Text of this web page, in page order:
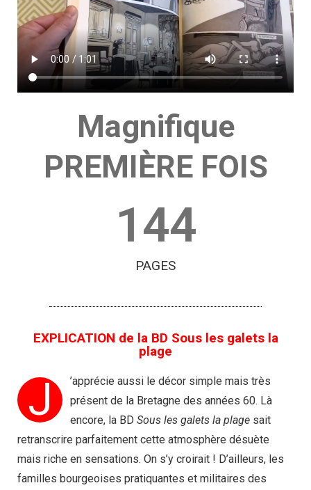
Magnifique
PREMIÈRE FOIS
144
PAGES
EXPLICATION de la BD Sous les galets la
plage​
J
’apprécie aussi le décor simple mais très
présent de la Bretagne des années 60. Là
encore, la BD Sous les galets la plage sait
retranscrire parfaitement cette atmosphère désuète
mais riche en sensations. On s’y croirait ! D’ailleurs, les
familles bourgeoises pratiquantes et militaires des